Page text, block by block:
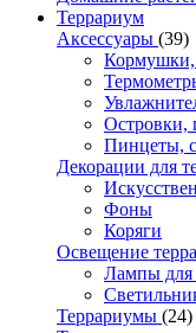
Террариум
Аксессуары (39)
Кормушки,
Островки,
Пинцеты,
Декорации для
Фоны
Коряги
Освещение
Лампы для
Террариумы (24)